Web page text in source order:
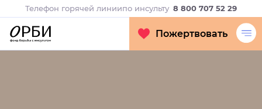
Телефон горячей линиипо инсульту 8 800 707 52 29
Пожертвовать